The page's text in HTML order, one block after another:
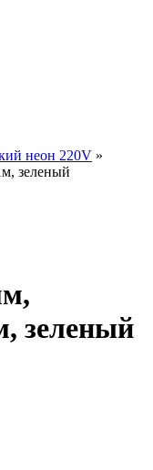
неон 220V »
зеленый
зеленый